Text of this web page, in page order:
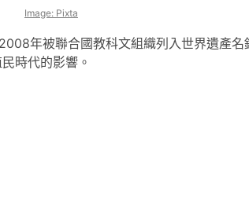
Image: Pixta
年被聯合國教科文組織列入世界遺產
時代的影響。